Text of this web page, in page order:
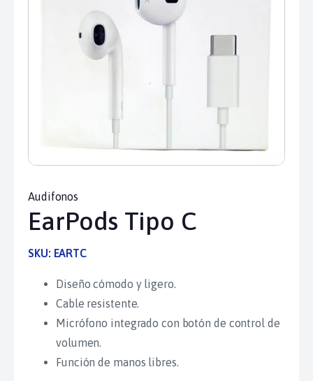
Audifonos
EarPods Tipo C
SKU: EARTC
Diseño cómodo y ligero.
Cable resistente.
Micrófono integrado con botón de control de
volumen.
Función de manos libres.